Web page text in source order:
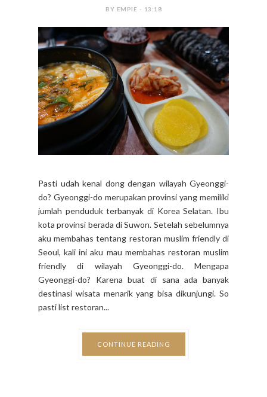
BY EMPIE - 13:18
Pasti udah kenal dong dengan wilayah Gyeonggi-
do? Gyeonggi-do merupakan provinsi yang memiliki
jumlah penduduk terbanyak di Korea Selatan. Ibu
kota provinsi berada di Suwon. Setelah sebelumnya
aku membahas tentang restoran muslim friendly di
Seoul, kali ini aku mau membahas restoran muslim
friendly di wilayah Gyeonggi-do. Mengapa
Gyeonggi-do? Karena buat di sana ada banyak
destinasi wisata menarik yang bisa dikunjungi. So
pasti list restoran...
CONTINUE READING